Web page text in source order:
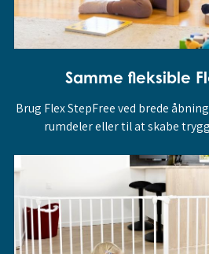
Samme fleksible
Brug Flex StepFree ved brede
rumdeler eller til at skabe